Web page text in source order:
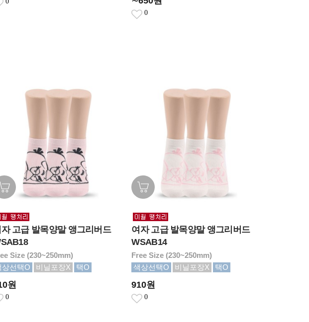
0
고급 발목양말 앵그리버드
Size (230~250mm)
상선택O
비닐포장X 택O
원
0
여자 고급 발목양말 앵그리버드
WSAB14
Free Size (230~250mm)
색상선택O
비닐포장X 택O
910원
0